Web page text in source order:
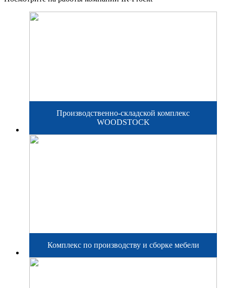
Производственно-складской комплекс
WOODSTOCK
Комплекс по производству и сборке мебели